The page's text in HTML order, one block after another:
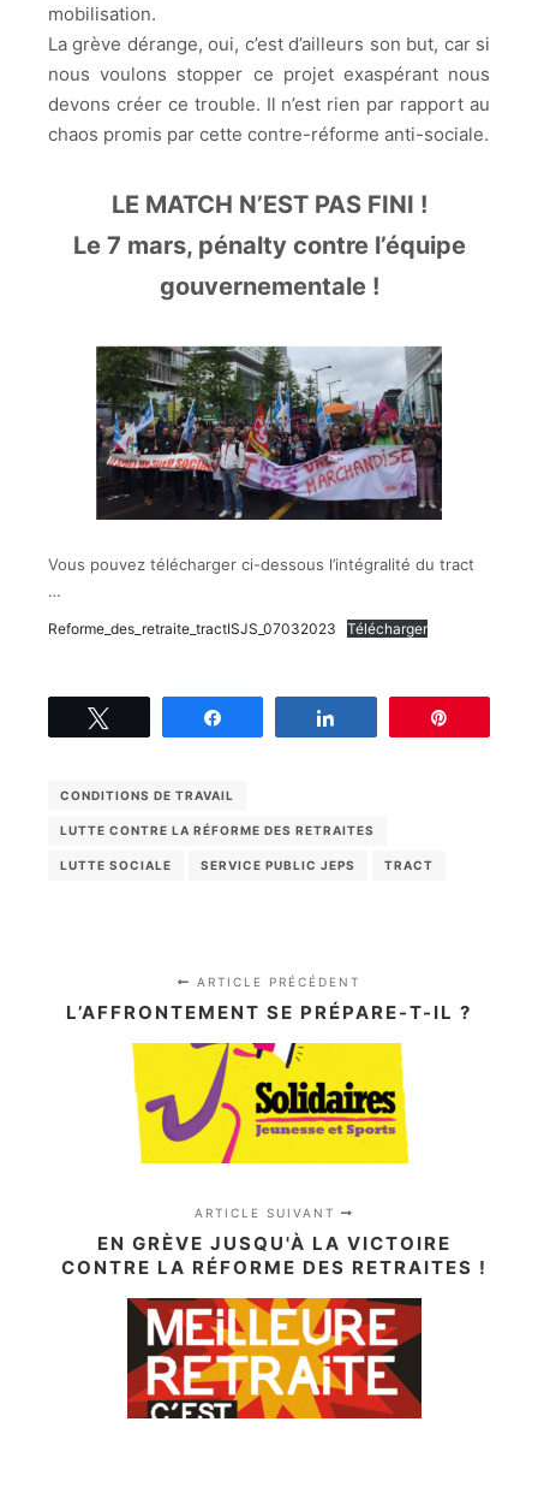
mobilisation.
La grève dérange, oui, c’est d’ailleurs son but, car si
nous voulons stopper ce projet exaspérant nous
devons créer ce trouble. Il n’est rien par rapport au
chaos promis par cette contre-réforme anti-sociale.
LE MATCH N’EST PAS FINI !
Le 7 mars, pénalty contre l’équipe
gouvernementale !
Vous pouvez télécharger ci-dessous l’intégralité du tract
…
Reforme_des_retraite_tractISJS_07032023 Télécharger
CONDITIONS DE TRAVAIL
LUTTE CONTRE LA RÉFORME DES RETRAITES
LUTTE SOCIALE SERVICE PUBLIC JEPS TRACT
ARTICLE PRÉCÉDENT
L’AFFRONTEMENT SE PRÉPARE-T-IL ?
ARTICLE SUIVANT
EN GRÈVE JUSQU'À LA VICTOIRE
CONTRE LA RÉFORME DES RETRAITES !